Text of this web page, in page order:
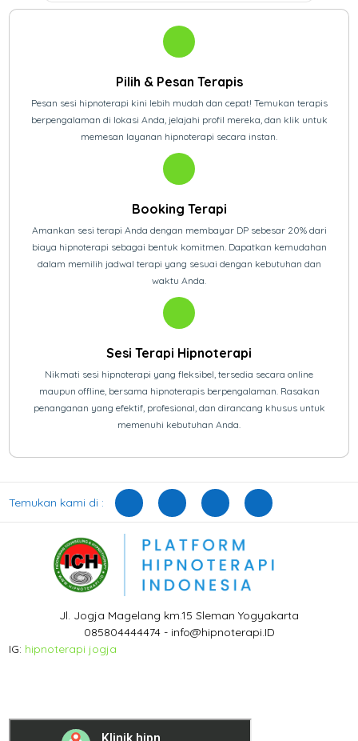
Pilih & Pesan Terapis
Pesan sesi hipnoterapi kini lebih mudah dan cepat! Temukan terapis
berpengalaman di lokasi Anda, jelajahi profil mereka, dan klik untuk
memesan layanan hipnoterapi secara instan.
Booking Terapi
Amankan sesi terapi Anda dengan membayar DP sebesar 20% dari
biaya hipnoterapi sebagai bentuk komitmen. Dapatkan kemudahan
dalam memilih jadwal terapi yang sesuai dengan kebutuhan dan
waktu Anda.
Sesi Terapi Hipnoterapi
Nikmati sesi hipnoterapi yang fleksibel, tersedia secara online
maupun offline, bersama hipnoterapis berpengalaman. Rasakan
penanganan yang efektif, profesional, dan dirancang khusus untuk
memenuhi kebutuhan Anda.
Temukan kami di :
Jl. Jogja Magelang km.15 Sleman Yogyakarta
085804444474 - info@hipnoterapi.ID
IG: hipnoterapi jogja